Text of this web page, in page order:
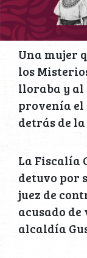
Una mujer
los
lloraba y al
provenía el
detrás de
La Fiscalía
detuvo por
juez de
acusado
alcaldía